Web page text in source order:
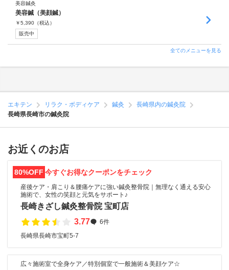
美容鍼灸
美容鍼（美顔鍼）
￥5,390 （税込）
販売中
全てのメニューを見る
エキテン リラク・ボディケア 鍼灸
長崎県内の鍼灸院
長崎県長崎市の鍼灸院
お近くのお店
80%OFF 今すぐお得なクーポンをチェック
産後ケア・肩こり＆腰痛ケアに強い鍼灸整骨院｜無理なく通える安心
施術で、女性の笑顔と元気をサポート♪
長崎きざし鍼灸整骨院 宝町店
3.77
6件
長崎県長崎市宝町5-7
広々施術室で全身ケア／特別個室で一般施術＆美顔ケア☆